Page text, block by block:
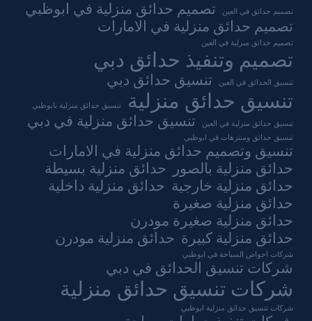
تصميم حدائق في العين
تصميم حدائق منزلية في ابوظبي
تصميم حدائق منزلية في الامارات
تصميم حدائق منزلية في العين
تصميم وتنفيذ حدائق دبي
تنسيق الحدائق في العين تنسيق حدائق دبي
تنسيق حدائق منزلية تنسيق حدائق منزلية بابوظبي
تنسيق حدائق منزلية في العين تنسيق حدائق منزلية في دبي
تنسيق حدائق ومنتزهات في ابوظبي
تنسيق وتصميم حدائق منزلية في الامارات
حدائق منزلية بالصور
حدائق منزلية بسيطة
حدائق منزلية خارجية حدائق منزلية داخلية
حدائق منزلية صغيرة
حدائق منزلية صغيرة مودرن
حدائق منزلية كبيرة حدائق منزلية مودرن
شركات احواض السباحة في ابوظبي
شركات تنسيق الحدائق في دبي
شركات تنسيق حدائق منزلية
شركات تنسيق حدائق منزلية ابوظبي